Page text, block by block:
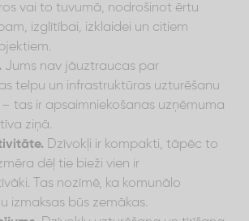
vai to tuvumā, nodrošinot ērtu
izglītībai, izklaidei un citiem
Jums nav jāuztraucas par
telpu un infrastruktūras uzturēšanu
tas ir apsaimniekošanas uzņēmuma
ziņā.
Dzīvokļi ir kompakti, tāpēc to
dēļ tie bieži vien ir
Tas nozīmē, ka komunālo
izmaksas būs zemākas.